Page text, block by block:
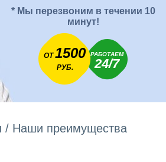
* Мы перезвоним в течении 10
минут!
ОТ1500
РУБ.
РАБОТАЕМ
24/7
/ Наши преимущества